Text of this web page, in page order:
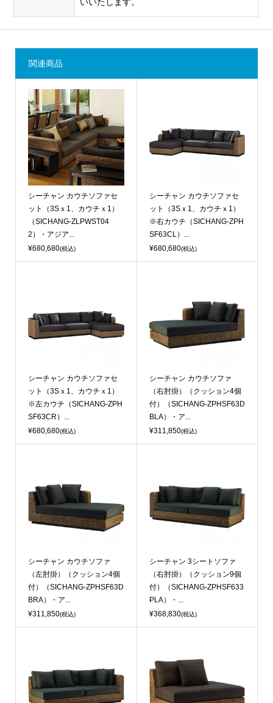
関連商品
シーチャン カウチソファセ
ット（3Sｘ1、カウチｘ1）
（SICHANG-ZLPWST04
2）・アジア...
¥680,680(税込)
シーチャン カウチソファセ
ット（3Sｘ1、カウチｘ1）
※右カウチ（SICHANG-ZPH
SF63CL）...
¥680,680(税込)
シーチャン カウチソファセ
ット（3Sｘ1、カウチｘ1）
※左カウチ（SICHANG-ZPH
SF63CR）...
¥680,680(税込)
シーチャン カウチソファ
（右肘掛）（クッション4個
付）（SICHANG-ZPHSF63D
BLA）・ア...
¥311,850(税込)
シーチャン カウチソファ
（左肘掛）（クッション4個
付）（SICHANG-ZPHSF63D
BRA）・ア...
¥311,850(税込)
シーチャン 3シートソファ
（右肘掛）（クッション9個
付）（SICHANG-ZPHSF633
PLA）・...
¥368,830(税込)